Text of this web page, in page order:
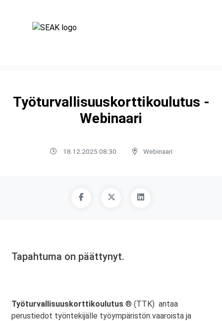
Työturvallisuuskorttikoulutus -
Webinaari
18.12.2025 08:30 Webinaari
Tapahtuma on päättynyt.
Työturvallisuuskorttikoulutus ® (TTK) antaa
perustiedot työntekijälle työympäristön vaaroista ja